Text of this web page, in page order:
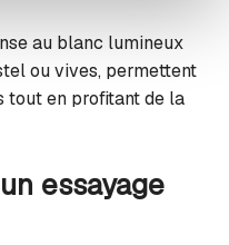
au blanc lumineux
ou vives, permettent
tout en profitant de la
essayage